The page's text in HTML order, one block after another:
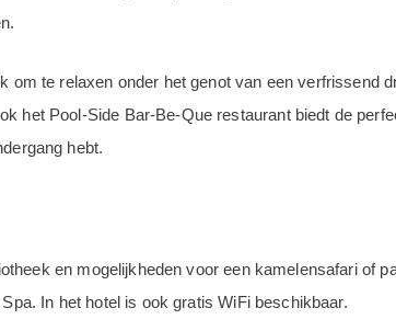
om te relaxen onder het genot van een verfrissend
het Pool-Side Bar-Be-Que restaurant biedt de
hebt.
en mogelijkheden voor een kamelensafari of
In het hotel is ook gratis WiFi beschikbaar.